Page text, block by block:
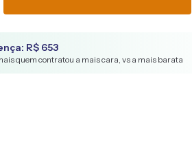
R$ 653
quem contratou a mais cara, vs a mais barata